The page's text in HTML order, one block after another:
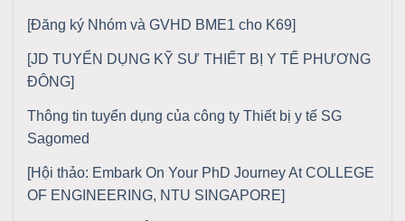
[Đăng ký Nhóm và GVHD BME1 cho K69]
[JD TUYỂN DỤNG KỸ SƯ THIẾT BỊ Y TẾ PHƯƠNG
ĐÔNG]
Thông tin tuyển dụng của công ty Thiết bị y tế SG
Sagomed
[Hội thảo: Embark On Your PhD Journey At COLLEGE
OF ENGINEERING, NTU SINGAPORE]